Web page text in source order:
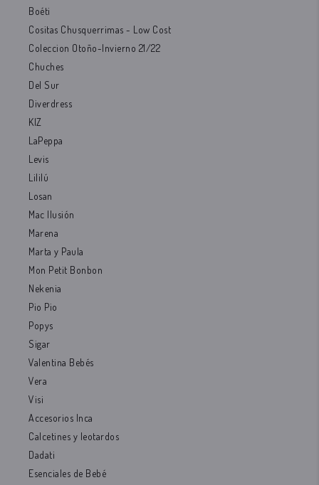
Boéti
Cositas Chusquerrimas - Low Cost
Coleccion Otoño-Invierno 21/22
Chuches
Del Sur
Diverdress
KIZ
LaPeppa
Levis
Lililú
Losan
Mac Ilusión
Marena
Marta y Paula
Mon Petit Bonbon
Nekenia
Pio Pio
Popys
Sigar
Valentina Bebés
Vera
Visi
Accesorios Inca
Calcetines y leotardos
Dadati
Esenciales de Bebé